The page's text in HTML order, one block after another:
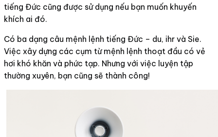
tiếng Đức cũng được sử dụng nếu bạn muốn khuyến
khích ai đó.
Có ba dạng câu mệnh lệnh tiếng Đức – du, ihr và Sie.
Việc xây dựng các cụm từ mệnh lệnh thoạt đầu có vẻ
hơi khó khăn và phức tạp. Nhưng với việc luyện tập
thường xuyên, bạn cũng sẽ thành công!